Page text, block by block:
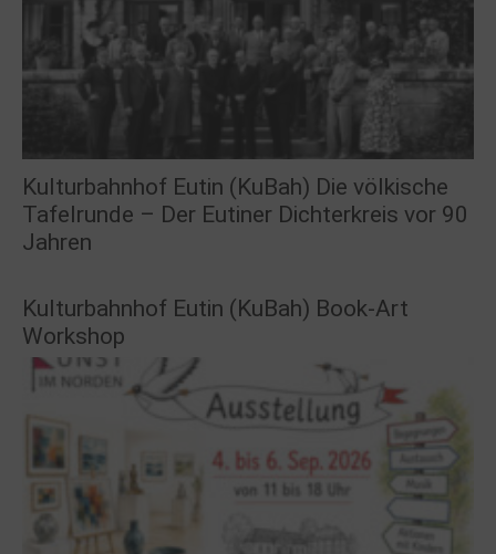
Kulturbahnhof Eutin (KuBah) Die völkische
Tafelrunde – Der Eutiner Dichterkreis vor 90
Jahren
Kulturbahnhof Eutin (KuBah) Book-Art
Workshop